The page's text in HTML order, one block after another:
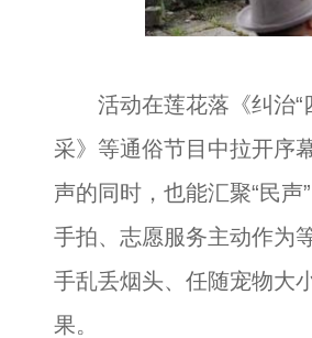
活动在莲花落《纠治“
采》等通俗节目中拉开序
声的同时，也能汇聚“民
手拍、志愿服务主动作为
手乱丢烟头、任随宠物大
果。